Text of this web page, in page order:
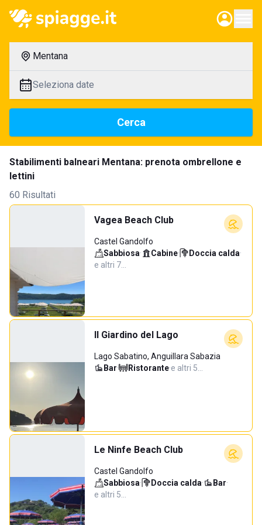
Mentana
Seleziona date
Cerca
Stabilimenti balneari Mentana: prenota ombrellone e
lettini
60 Risultati
Vagea Beach Club
Castel Gandolfo
Sabbiosa· Cabine· Doccia calda·
e altri 7…
Il Giardino del Lago
Lago Sabatino, Anguillara Sabazia
Bar· Ristorante·e altri 5…
Le Ninfe Beach Club
Castel Gandolfo
Sabbiosa· Doccia calda· Bar·
e altri 5…